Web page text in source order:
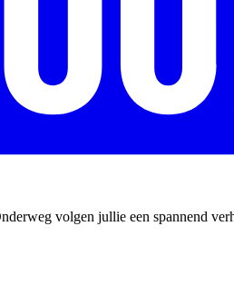
volgen jullie een spannend